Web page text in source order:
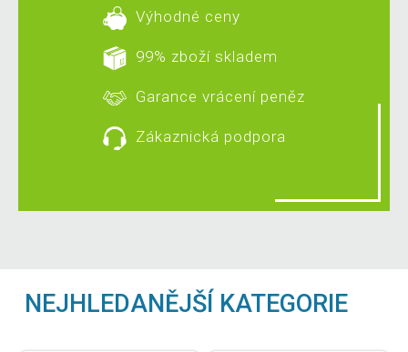
Výhodné ceny
99% zboží skladem
Garance vrácení peněz
Zákaznická podpora
NEJHLEDANĚJŠÍ KATEGORIE